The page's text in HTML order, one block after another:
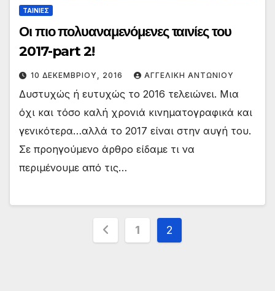
ΤΑΙΝΙΕΣ
Οι πιο πολυαναμενόμενες ταινίες του
2017-part 2!
10 ΔΕΚΕΜΒΡΊΟΥ, 2016 ΑΓΓΕΛΙΚΉ ΑΝΤΩΝΊΟΥ
Δυστυχώς ή ευτυχώς το 2016 τελειώνει. Μια
όχι και τόσο καλή χρονιά κινηματογραφικά και
γενικότερα…αλλά το 2017 είναι στην αυγή του.
Σε προηγούμενο άρθρο είδαμε τι να
περιμένουμε από τις…
Σελιδοποίηση
1 2